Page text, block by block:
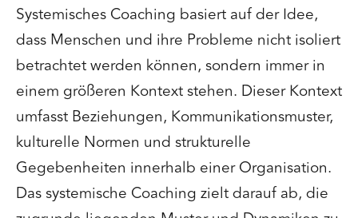
Systemisches Coaching basiert auf der Idee,
dass Menschen und ihre Probleme nicht isoliert
betrachtet werden können, sondern immer in
einem größeren Kontext stehen. Dieser Kontext
umfasst Beziehungen, Kommunikationsmuster,
kulturelle Normen und strukturelle
Gegebenheiten innerhalb einer Organisation.
Das systemische Coaching zielt darauf ab, die